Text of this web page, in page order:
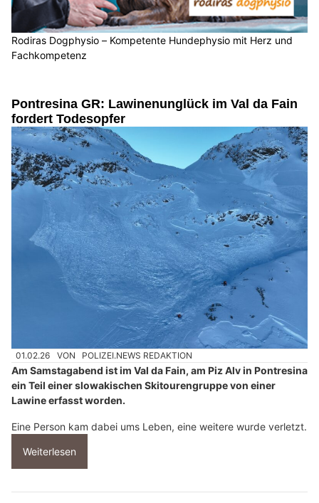
Rodiras Dogphysio – Kompetente Hundephysio mit Herz und
Fachkompetenz
Pontresina GR: Lawinenunglück im Val da Fain
fordert Todesopfer
01.02.26 VON POLIZEI.NEWS REDAKTION
Am Samstagabend ist im Val da Fain, am Piz Alv in Pontresina
ein Teil einer slowakischen Skitourengruppe von einer
Lawine erfasst worden.
Eine Person kam dabei ums Leben, eine weitere wurde verletzt.
Weiterlesen